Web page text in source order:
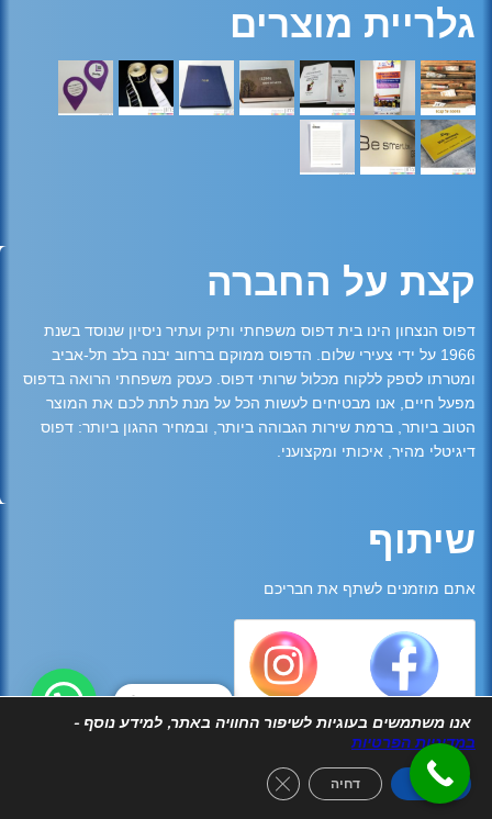
גלריית מוצרים
קצת על החברה
דפוס הנצחון הינו בית דפוס משפחתי ותיק ועתיר ניסיון שנוסד בשנת
1966 על ידי צעירי שלום. הדפוס ממוקם ברחוב יבנה בלב תל-אביב
ומטרתו לספק ללקוח מכלול שרותי דפוס. כעסק משפחתי הרואה בדפוס
מפעל חיים, אנו מבטיחים לעשות הכל על מנת לתת לכם את המוצר
הטוב ביותר, ברמת שירות הגבוהה ביותר, ובמחיר ההגון ביותר: דפוס
דיגיטלי מהיר, איכותי ומקצועני.
שיתוף
אתם מוזמנים לשתף את חבריכם
אנו משתמשים בעוגיות לשיפור החוויה באתר, למידע נוסף -
במדיניות הפרטיות
אישור דחיה Close GDPR Cookie Banner
צריכים עזרה?